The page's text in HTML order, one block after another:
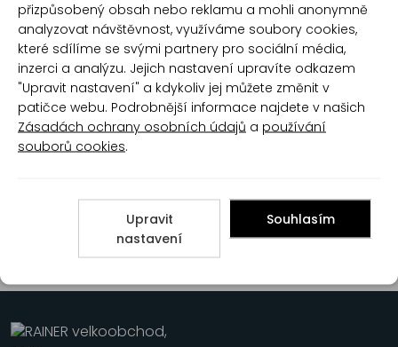
1
přizpůsobený obsah nebo reklamu a mohli anonymně
analyzovat návštěvnost, využíváme soubory cookies,
které sdílíme se svými partnery pro sociální média,
inzerci a analýzu. Jejich nastavení upravíte odkazem
"Upravit nastavení" a kdykoliv jej můžete změnit v
patičce webu. Podrobnější informace najdete v našich
Zásadách ochrany osobních údajů a používání
souborů cookies.
Upravit
nastavení
Souhlasím